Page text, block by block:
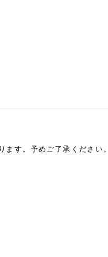
す。予めご了承ください。